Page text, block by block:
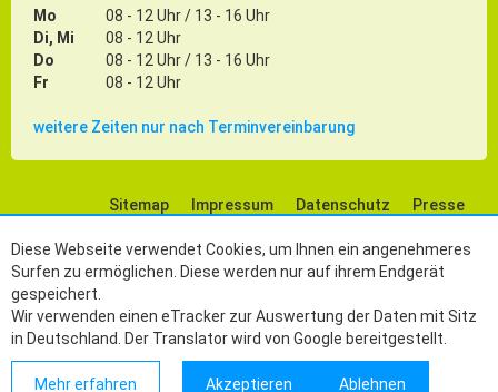
Mo
08 - 12 Uhr / 13 - 16 Uhr
Di, Mi
08 - 12 Uhr
Do
08 - 12 Uhr / 13 - 16 Uhr
Fr
08 - 12 Uhr
weitere Zeiten nur nach Terminvereinbarung
Sitemap Impressum Datenschutz
Presse
Diese Webseite verwendet Cookies, um Ihnen ein angenehmeres
Surfen zu ermöglichen. Diese werden nur auf ihrem Endgerät
gespeichert.
Wir verwenden einen eTracker zur Auswertung der Daten mit Sitz
in Deutschland. Der Translator wird von Google bereitgestellt.
Mehr erfahren Akzeptieren Ablehnen